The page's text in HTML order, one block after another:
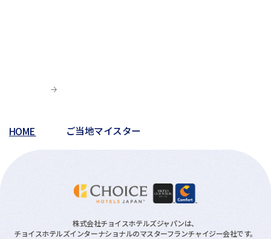
HOME ご当地マイスター
株式会社チョイスホテルズジャパンは、
チョイスホテルズインターナショナルのマスターフランチャイジー会社です。